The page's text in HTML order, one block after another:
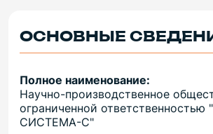
ОСНОВНЫЕ
Полное наименование:
Научно-производственное
ограниченной ответственностью
СИСТЕМА-С"